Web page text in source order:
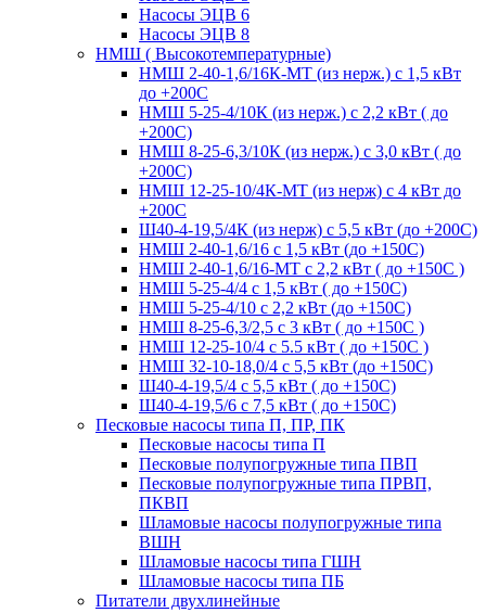
Насосы ЭЦВ 6
Насосы ЭЦВ 8
НМШ ( Высокотемпературные)
НМШ 2-40-1,6/16К-МТ (из нерж.) с 1,5 кВт
до +200С
НМШ 5-25-4/10К (из нерж.) с 2,2 кВт ( до
+200С)
НМШ 8-25-6,3/10К (из нерж.) с 3,0 кВт ( до
+200С)
НМШ 12-25-10/4К-МТ (из нерж) с 4 кВт до
+200С
Ш40-4-19,5/4К (из нерж) с 5,5 кВт (до +200С)
НМШ 2-40-1,6/16 с 1,5 кВт (до +150С)
НМШ 2-40-1,6/16-МТ с 2,2 кВт ( до +150С )
НМШ 5-25-4/4 с 1,5 кВт ( до +150С)
НМШ 5-25-4/10 с 2,2 кВт (до +150С)
НМШ 8-25-6,3/2,5 с 3 кВт ( до +150С )
НМШ 12-25-10/4 с 5.5 кВт ( до +150С )
НМШ 32-10-18,0/4 с 5,5 кВт (до +150С)
Ш40-4-19,5/4 с 5,5 кВт ( до +150С)
Ш40-4-19,5/6 с 7,5 кВт ( до +150С)
Песковые насосы типа П, ПР, ПК
Песковые насосы типа П
Песковые полупогружные типа ПВП
Песковые полупогружные типа ПРВП,
ПКВП
Шламовые насосы полупогружные типа
ВШН
Шламовые насосы типа ГШН
Шламовые насосы типа ПБ
Питатели двухлинейные